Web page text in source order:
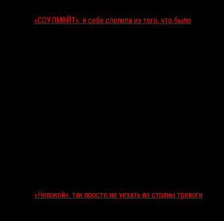
«СОУЛМ8ЙТ»: я себя слепила из того, что было
«Непокой»: так просто не уехать из страны тревоги